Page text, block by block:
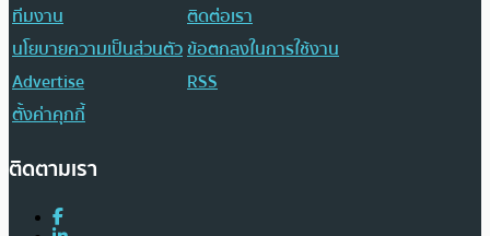
ทีมงาน
ติดต่อเรา
นโยบายความเป็นส่วนตัวข้อตกลงในการใช้งาน
Advertise
RSS
ตั้งค่าคุกกี้
ติดตามเรา